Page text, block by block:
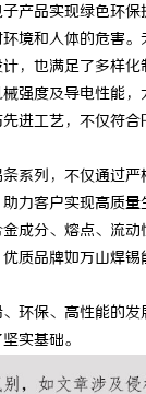
产品实现绿色环保
境和人体的危害
，也满足了多样化
强度及导电性能
进工艺，不仅符
系列，不仅通过严
力客户实现高质量
成分、熔点、流
质品牌如万山焊
环保、高性能的
实基础。